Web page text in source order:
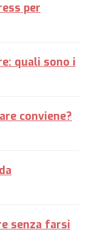
per
quali sono i
conviene?
senza farsi